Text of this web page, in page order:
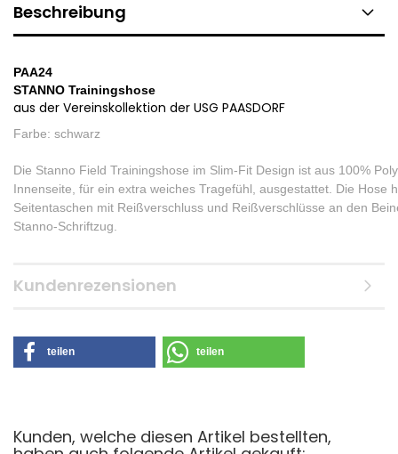
Beschreibung
PAA24
STANNO Trainingshose
aus der Vereinskollektion der USG PAASDORF
Farbe: schwarz
Die Stanno Field Trainingshose im Slim-Fit Design ist aus 100%
Innenseite, für ein extra weiches Tragefühl, ausgestattet. Die Hose
Seitentaschen mit Reißverschluss und Reißverschlüsse an den
Stanno-Schriftzug.
Kundenrezensionen
teilen teilen
Kunden, welche diesen Artikel bestellten,